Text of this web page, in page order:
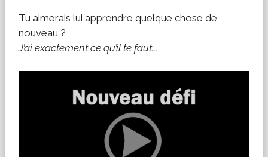
Tu aimerais lui apprendre quelque chose de
nouveau ?
J’ai exactement ce qu’il te faut...